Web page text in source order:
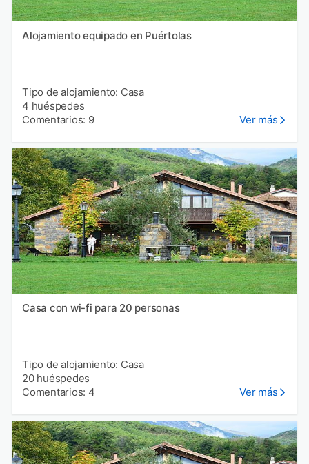
Alojamiento equipado en Puértolas
Tipo de alojamiento: Casa
4 huéspedes
Comentarios: 9
Ver más
Casa con wi-fi para 20 personas
Tipo de alojamiento: Casa
20 huéspedes
Comentarios: 4
Ver más